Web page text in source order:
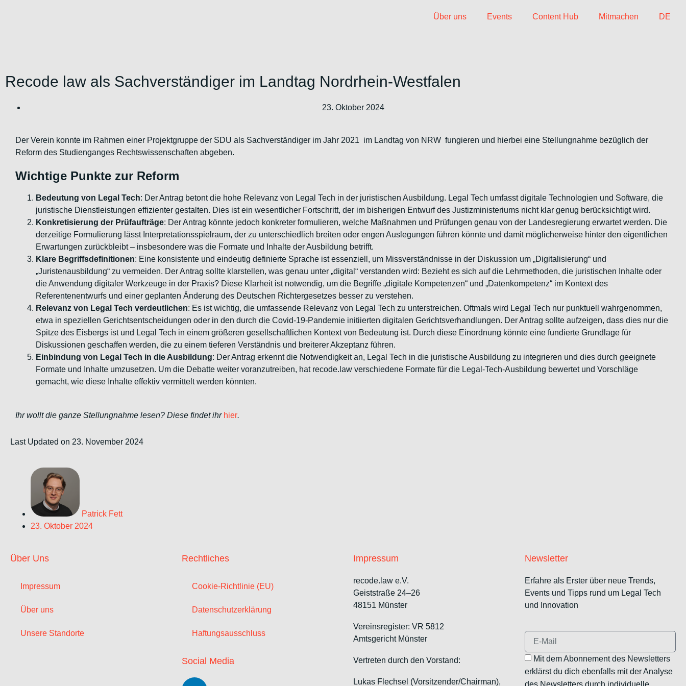
Über uns Events Content Hub Mitmachen DE
Recode law als Sachverständiger im Landtag Nordrhein-Westfalen
23. Oktober 2024
Der Verein konnte im Rahmen einer Projektgruppe der SDU als Sachverständiger im Jahr 2021 im Landtag von NRW fungieren und hierbei eine Stellungnahme bezüglich der
Reform des Studienganges Rechtswissenschaften abgeben.
Wichtige Punkte zur Reform
Bedeutung von Legal Tech: Der Antrag betont die hohe Relevanz von Legal Tech in der juristischen Ausbildung. Legal Tech umfasst digitale Technologien und Software, die
juristische Dienstleistungen effizienter gestalten. Dies ist ein wesentlicher Fortschritt, der im bisherigen Entwurf des Justizministeriums nicht klar genug berücksichtigt wird.
Konkretisierung der Prüfaufträge: Der Antrag könnte jedoch konkreter formulieren, welche Maßnahmen und Prüfungen genau von der Landesregierung erwartet werden. Die
derzeitige Formulierung lässt Interpretationsspielraum, der zu unterschiedlich breiten oder engen Auslegungen führen könnte und damit möglicherweise hinter den eigentlichen
Erwartungen zurückbleibt – insbesondere was die Formate und Inhalte der Ausbildung betrifft.
Klare Begriffsdefinitionen: Eine konsistente und eindeutig definierte Sprache ist essenziell, um Missverständnisse in der Diskussion um „Digitalisierung“ und
„Juristenausbildung“ zu vermeiden. Der Antrag sollte klarstellen, was genau unter „digital“ verstanden wird: Bezieht es sich auf die Lehrmethoden, die juristischen Inhalte oder
die Anwendung digitaler Werkzeuge in der Praxis? Diese Klarheit ist notwendig, um die Begriffe „digitale Kompetenzen“ und „Datenkompetenz“ im Kontext des
Referentenentwurfs und einer geplanten Änderung des Deutschen Richtergesetzes besser zu verstehen.
Relevanz von Legal Tech verdeutlichen: Es ist wichtig, die umfassende Relevanz von Legal Tech zu unterstreichen. Oftmals wird Legal Tech nur punktuell wahrgenommen,
etwa in speziellen Gerichtsentscheidungen oder in den durch die Covid-19-Pandemie initiierten digitalen Gerichtsverhandlungen. Der Antrag sollte aufzeigen, dass dies nur die
Spitze des Eisbergs ist und Legal Tech in einem größeren gesellschaftlichen Kontext von Bedeutung ist. Durch diese Einordnung könnte eine fundierte Grundlage für
Diskussionen geschaffen werden, die zu einem tieferen Verständnis und breiterer Akzeptanz führen.
Einbindung von Legal Tech in die Ausbildung: Der Antrag erkennt die Notwendigkeit an, Legal Tech in die juristische Ausbildung zu integrieren und dies durch geeignete
Formate und Inhalte umzusetzen. Um die Debatte weiter voranzutreiben, hat recode.law verschiedene Formate für die Legal-Tech-Ausbildung bewertet und Vorschläge
gemacht, wie diese Inhalte effektiv vermittelt werden könnten.
Ihr wollt die ganze Stellungnahme lesen? Diese findet ihr hier.
Last Updated on 23. November 2024
Patrick Fett
23. Oktober 2024
Über Uns
Impressum
Über uns
Unsere Standorte
Rechtliches
Cookie-Richtlinie (EU)
Datenschutzerklärung
Haftungsausschluss
Social Media
Impressum
recode.law e.V.
Geiststraße 24–26
48151 Münster
Vereinsregister: VR 5812
Amtsgericht Münster
Vertreten durch den Vorstand:
Lukas Flechsel (Vorsitzender/Chairman),
Newsletter
Erfahre als Erster über neue Trends,
Events und Tipps rund um Legal Tech
und Innovation
Mit dem Abonnement des Newsletters
erklärst du dich ebenfalls mit der Analyse
des Newsletters durch individuelle